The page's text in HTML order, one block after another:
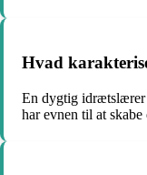
Hvad
En dygtig idrætslærer
har evnen til at